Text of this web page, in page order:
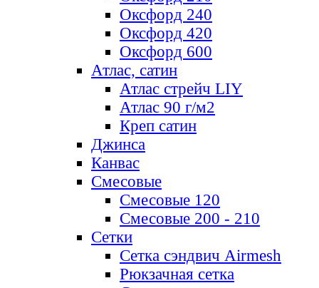
Оксфорд 240
Оксфорд 420
Оксфорд 600
Атлас, сатин
Атлас стрейч LIY
Атлас 90 г/м2
Креп сатин
Джинса
Канвас
Смесовые
Смесовые 120
Смесовые 200 - 210
Сетки
Сетка сэндвич Airmesh
Рюкзачная сетка